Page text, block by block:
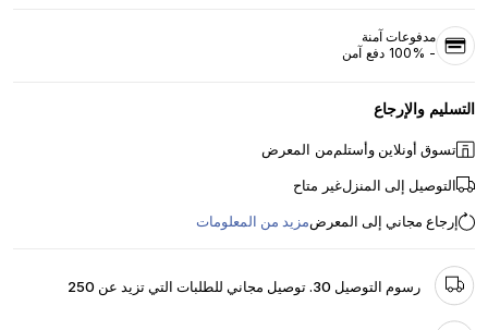
مدفوعات آمنة
- 100% دفع آمن
التسليم والإرجاع
تسوق أونلاين وأستلممن المعرض
التوصيل إلى المنزلغير متاح
إرجاع مجاني إلى المعرضمزيد من المعلومات
رسوم التوصيل 30. توصيل مجاني للطلبات التي تزيد عن 250